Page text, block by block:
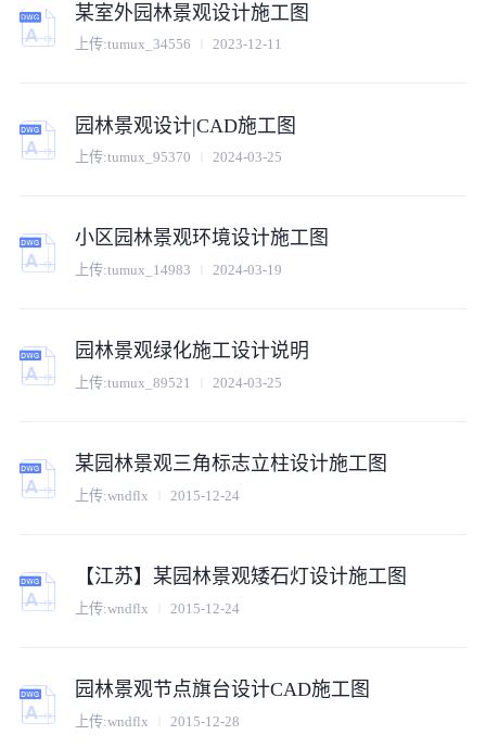
某室外园林景观设计施工图
上传:tumux_34556 2023-12-11
园林景观设计|CAD施工图
上传:tumux_95370 2024-03-25
小区园林景观环境设计施工图
上传:tumux_14983 2024-03-19
园林景观绿化施工设计说明
上传:tumux_89521 2024-03-25
某园林景观三角标志立柱设计施工图
上传:wndflx 2015-12-24
【江苏】某园林景观矮石灯设计施工图
上传:wndflx 2015-12-24
园林景观节点旗台设计CAD施工图
上传:wndflx 2015-12-28